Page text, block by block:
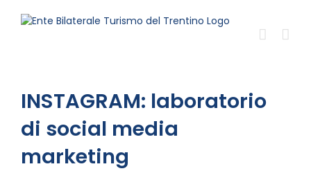
INSTAGRAM: laboratorio
di social media
marketing